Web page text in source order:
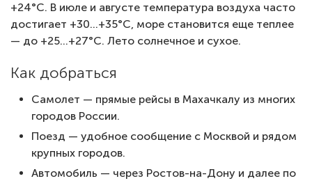
+24°C. В июле и августе температура воздуха часто
достигает +30…+35°C, море становится еще теплее
— до +25…+27°C. Лето солнечное и сухое.
Как добраться
Самолет — прямые рейсы в Махачкалу из многих
городов России.
Поезд — удобное сообщение с Москвой и рядом
крупных городов.
Автомобиль — через Ростов-на-Дону и далее по